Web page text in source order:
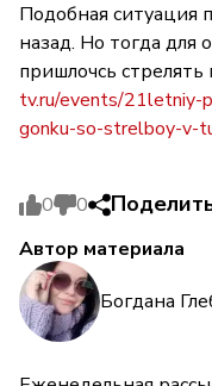
Подобная ситуация
назад. Но тогда
пришлочсь стрелять
tv.ru/events/21letniy-
gonku-so-strelboy-v-
0 0
Автор материала
Богдана